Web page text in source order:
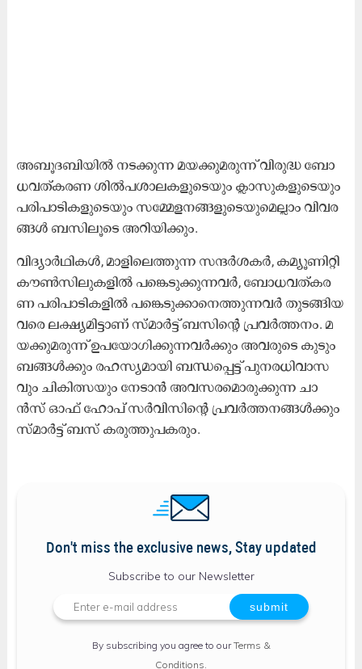
അ​ബൂ​ദ​ബി​യി​ല്‍ ന​ട​ക്കു​ന്ന മ​യ​ക്കു​മ​രു​ന്ന് വി​രു​ദ്ധ ബോ​
ധ​വ​ത്ക​ര​ണ ശി​ല്‍പ​ശാ​ല​ക​ളു​ടെ​യും ക്ലാ​സു​ക​ളു​ടെ​യും
പ​രി​പാ​ടി​ക​ളു​ടെ​യും സ​മ്മേ​ള​ന​ങ്ങ​ളു​ടെ​യു​മെ​ല്ലാം വി​വ​ര​
ങ്ങ​ള്‍ ബ​സി​ലൂ​ടെ അ​റി​യി​ക്കും.
വി​ദ്യാ​ര്‍ഥി​ക​ൾ, മാ​ളി​ലെ​ത്തു​ന്ന സ​ന്ദ​ർ​ശ​ക​ർ, ക​മ്യൂ​ണി​റ്റി
കൗ​ൺ​സി​ലു​ക​ളി​ൽ പ​​ങ്കെ​ടു​ക്കു​ന്ന​വ​ർ, ബോ​ധ​വ​ത്ക​ര​
ണ പ​രി​പാ​ടി​ക​ളി​ൽ പ​ങ്കെ​ടു​ക്കാ​നെ​ത്തു​ന്ന​വ​ർ തു​ട​ങ്ങി​യ​
വ​രെ ല​ക്ഷ്യ​മി​ട്ടാ​ണ് സ്മാ​ര്‍ട്ട് ബ​സി​ന്‍റെ പ്ര​വ​ര്‍ത്ത​നം. മ​
യ​ക്കു​മ​രു​ന്ന് ഉ​പ​യോ​ഗി​ക്കു​ന്ന​വ​ര്‍ക്കും അ​വ​രു​ടെ കു​ടും​
ബ​ങ്ങ​ള്‍ക്കും ര​ഹ​സ്യ​മാ​യി ബ​ന്ധ​പ്പെ​ട്ട് പു​ന​ര​ധി​വാ​സ​
വും ചി​കി​ത്സ​യും നേ​ടാ​ന്‍ അ​വ​സ​ര​മൊ​രു​ക്കു​ന്ന ചാ​
ന്‍സ് ഓ​ഫ് ഹോ​പ് സ​ര്‍വി​സി​ന്‍റെ പ്ര​വ​ർ​ത്ത​ന​ങ്ങ​ൾ​ക്കും
സ്മാ​ര്‍ട്ട് ബ​സ് ക​രു​ത്തു​പ​ക​രും.
Don't miss the exclusive news, Stay updated
Subscribe to our Newsletter
By subscribing you agree to ourTerms &
Conditions